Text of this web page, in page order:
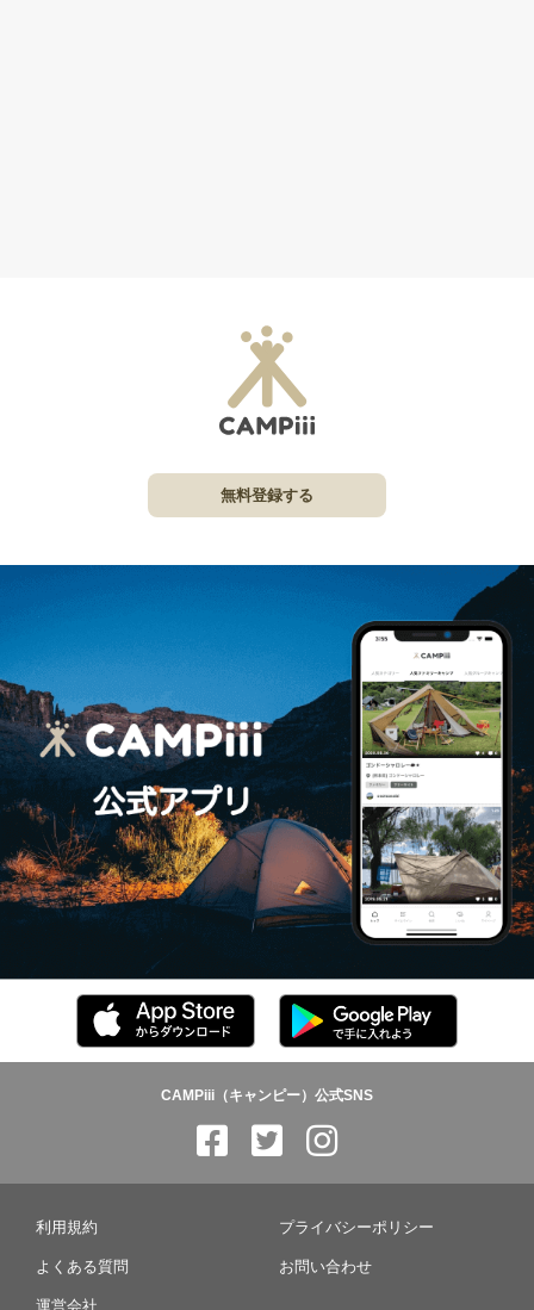
無料登録する
CAMPiii（キャンピー）公式SNS
利用規約 プライバシーポリシー
よくある質問 お問い合わせ
運営会社